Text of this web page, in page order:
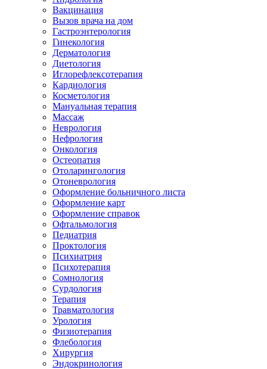
Вакцинация
Вызов врача на дом
Гастроэнтерология
Гинекология
Дерматология
Диетология
Иглорефлексотерапия
Кардиология
Косметология
Мануальная терапия
Массаж
Неврология
Нефрология
Онкология
Остеопатия
Отоларингология
Отоневрология
Оформление больничного листа
Оформление карт
Оформление справок
Офтальмология
Педиатрия
Проктология
Психиатрия
Психотерапия
Сомнология
Сурдология
Терапия
Травматология
Урология
Физиотерапия
Флебология
Хирургия
Эндокринология